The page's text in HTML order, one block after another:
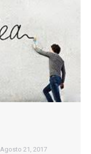
Agosto 21, 2017